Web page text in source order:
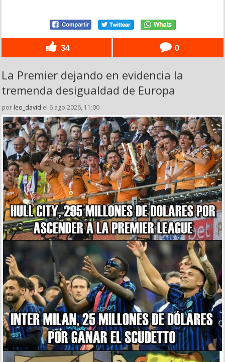
34 0
La Premier dejando en evidencia la
tremenda desigualdad de Europa
por leo_david el 6 ago 2026, 11:00